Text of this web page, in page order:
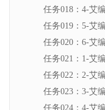
任务018：4-艾
任务019：5-艾
任务020：6-艾
任务021：1-艾
任务022：2-艾
任务023：3-艾
任务024：4-艾